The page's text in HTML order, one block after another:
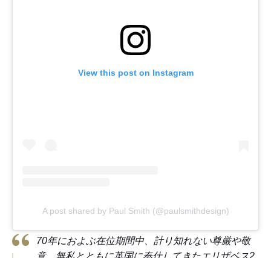
View this post on Instagram
A post shared by Paul Smith (@paulsmithdesign)
70年におよぶ在位期間中、計り知れない尊厳や敬